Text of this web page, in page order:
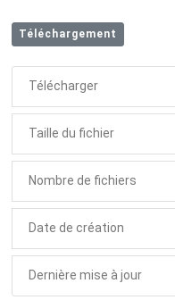
Téléchargement
Télécharger
Taille du fichier
Nombre de fichiers
Date de création
Dernière mise à jour